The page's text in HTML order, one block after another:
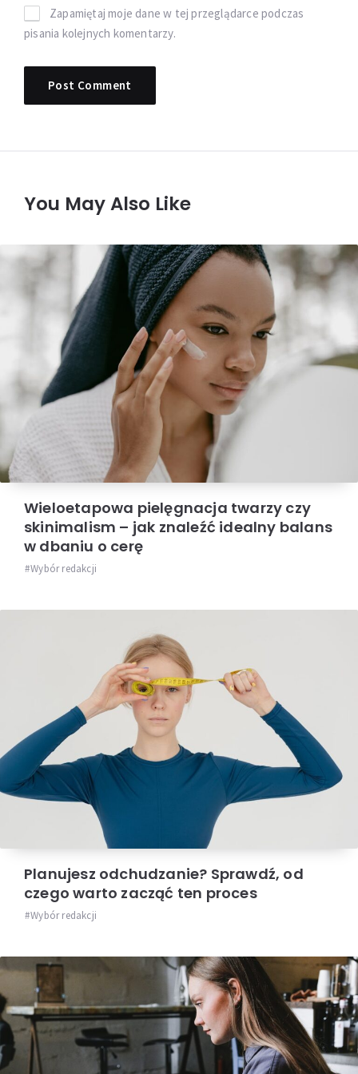
Zapamiętaj moje dane w tej przeglądarce podczas
pisania kolejnych komentarzy.
You May Also Like
Wieloetapowa pielęgnacja twarzy czy
skinimalism – jak znaleźć idealny balans
w dbaniu o cerę
Wybór redakcji
Planujesz odchudzanie? Sprawdź, od
czego warto zacząć ten proces
Wybór redakcji